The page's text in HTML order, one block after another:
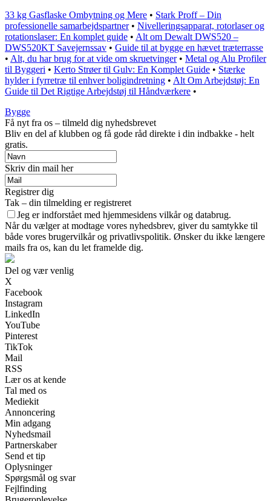
33 kg Gasflaske Ombytning og Mere • Stark Proff – Din
professionelle samarbejdspartner• Nivelleringsapparat, rotorlaser og
rotationslaser: En komplet guide • Alt om Dewalt DWS520 –
DWS520KT Savejernssav • Guide til at bygge en hævet træterrasse
• Alt, du har brug for at vide om skruetvinger• Metal og Alu Profiler
til Byggeri • Kerto Strøer til Gulv: En Komplet Guide • Stærke
hylder i fyrretræ til enhver boligindretning • Alt Om Arbejdstøj: En
Guide til Det Rigtige Arbejdstøj til Håndværkere •
Bygge
Få nyt fra os – tilmeld dig nyhedsbrevet
Bliv en del af klubben og få gode råd direkte i din indbakke - helt
gratis.
Skriv din mail her
Registrer dig
Tak – din tilmelding er registreret
Jeg er indforstået med hjemmesidens vilkår og databrug.
Når du vælger at modtage vores nyhedsbrev, giver du samtykke til
både vores brugervilkår og privatlivspolitik. Ønsker du ikke længere
mails fra os, kan du let framelde dig.
Del og vær venlig
X
Facebook
Instagram
LinkedIn
YouTube
Pinterest
TikTok
Mail
RSS
Lær os at kende
Tal med os
Mediekit
Annoncering
Min adgang
Nyhedsmail
Partnerskaber
Send et tip
Oplysninger
Spørgsmål og svar
Fejlfinding